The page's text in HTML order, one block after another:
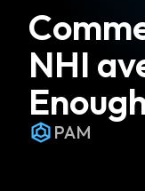
NHI
PAM